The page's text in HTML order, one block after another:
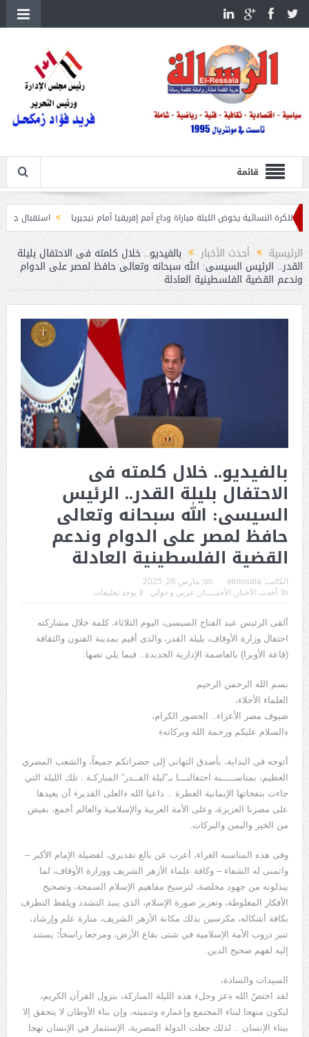
قائمة
يخوض الليلة مباراة وداع أمم إفريقيا أمام نيجيريا استقبال جماهيرى حاشد
الرئيسية أحدث الأخبار بالفيديو.. خلال كلمته فى الاحتفال بليلة
القدر.. الرئيس السيسى: الله سبحانه وتعالى حافظ لمصر على الدوام
وندعم القضية الفلسطينية العادلة
بالفيديو.. خلال كلمته فى
الاحتفال بليلة القدر.. الرئيس
السيسى: الله سبحانه وتعالى
حافظ لمصر على الدوام وندعم
القضية الفلسطينية العادلة
الكاتب: elressala
on: مارس 26, 2025
In:
أحدث الأخبار الأخبــــار عربي و دولي لا يوجد تعليقات
ألقى الرئيس عبد الفتاح السيسى، اليوم الثلاثاء، كلمة خلال مشاركته
احتفال وزارة الأوقاف، بليلة القدر، والذى أقيم بمدينة الفنون والثقافة
(قاعة الأوبرا) بالعاصمة الإدارية الجديدة.. فيما يلي نصها:
بسم الله الرحمن الرحيم
العلماء الأجلاء،
ضيوف مصر الأعزاء.. الحضور الكرام،
﴿السلام عليكم ورحمة الله وبركاته﴾
أتوجه فى البداية، بأصدق التهانى إلى حضراتكم جميعاً، والشعب المصري
العظيم، بمناســـــبة احتفالنـــا بـ”ليلة القــدر” المباركـة.. تلك الليلة التي
جاءت بنفحاتها الإيمانية العطرة .. داعيا الله ﴿العلى القدير﴾ أن يعيدها
على مصرنا العزيزة، وعلى الأمة العربية والإسلامية والعالم أجمع، بفيض
من الخير واليمن والبركات.
وفى هذه المناسبة الغراء، أعرب عن بالغ تقديري، لفضيلة الإمام الأكبر –
واتمنى له الشفاء – وكافة علماء الأزهر الشريف ووزارة الأوقاف، لما
يبذلونه من جهود مخلصة، لترسيخ مفاهيم الإسلام السمحة، وتصحيح
الأفكار المغلوطة، وتعزيز صورة الإسلام، الذى ينبذ التشدد ويلفظ التطرف
بكافة أشكاله، مكرسين بذلك مكانة الأزهر الشريف، منارة علم وإرشاد،
تنير دروب الأمة الإسلامية في شتى بقاع الأرض، ومرجعا راسخاً؛ يستند
إليه لفهم صحيح الدين.
السيدات والسادة،
لقد اختصّ الله ﴿عز وجل﴾ هذه الليلة المباركة، بنزول القرآن الكريم،
ليكون منهجا لبناء المجتمع وإعماره وتنميته، وإن بناء الأوطان لا يتحقق إلا
ببناء الإنسان .. لذلك جعلت الدولة المصرية، الإستثمار في الإنسان نهجا